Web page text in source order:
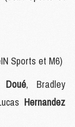
Sports et M6)
Doué, Bradley
Hernandez